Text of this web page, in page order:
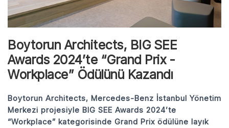
Boytorun Architects, BIG SEE
Awards 2024’te “Grand Prix -
Workplace” Ödülünü Kazandı
Boytorun Architects, Mercedes-Benz İstanbul Yönetim
Merkezi projesiyle BIG SEE Awards 2024’te
“Workplace” kategorisinde Grand Prix ödülüne layık